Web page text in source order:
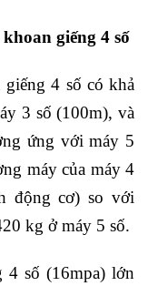
giếng 4 số
giếng 4 số có khả
3 số (100m), và
ứng với máy 5
máy của máy 4
động cơ) so với
kg ở máy 5 số.
4 số (16mpa) lớn